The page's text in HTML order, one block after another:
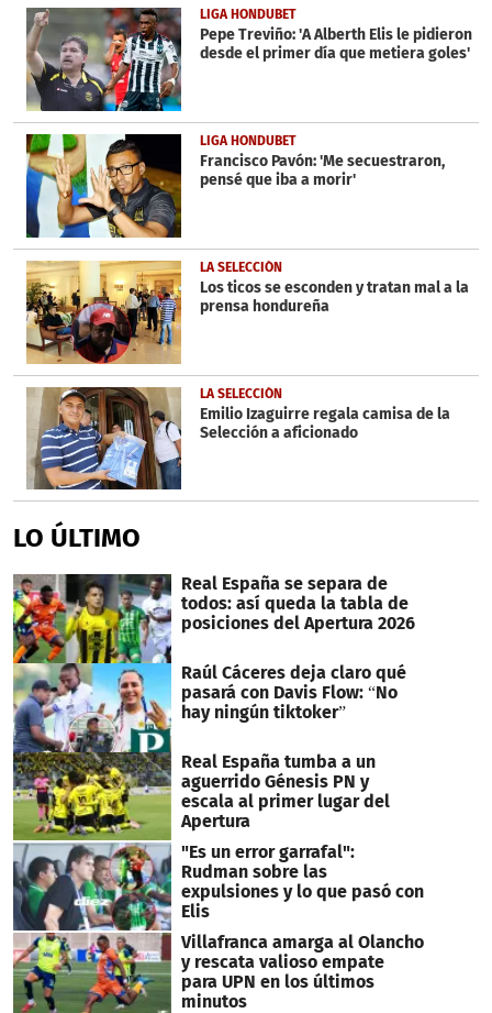
LIGA HONDUBET
Pepe Treviño: 'A Alberth Elis le pidieron
desde el primer día que metiera goles'
LIGA HONDUBET
Francisco Pavón: 'Me secuestraron,
pensé que iba a morir'
LA SELECCIÓN
Los ticos se esconden y tratan mal a la
prensa hondureña
LA SELECCIÓN
Emilio Izaguirre regala camisa de la
Selección a aficionado
LO ÚLTIMO
Real España se separa de
todos: así queda la tabla de
posiciones del Apertura 2026
Raúl Cáceres deja claro qué
pasará con Davis Flow: “No
hay ningún tiktoker”
Real España tumba a un
aguerrido Génesis PN y
escala al primer lugar del
Apertura
"Es un error garrafal":
Rudman sobre las
expulsiones y lo que pasó con
Elis
Villafranca amarga al Olancho
y rescata valioso empate
para UPN en los últimos
minutos